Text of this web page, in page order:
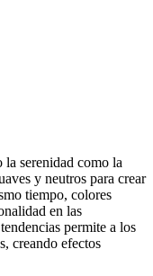
la serenidad como la
y neutros para crear
tiempo, colores
en las
permite a los
creando efectos